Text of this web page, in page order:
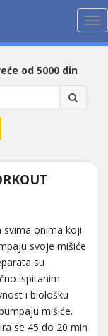
od 5000 din
svima onima koji
svoje mišiće
su
ispitanim
i biološku
mišiće.
se 45 do 20 min